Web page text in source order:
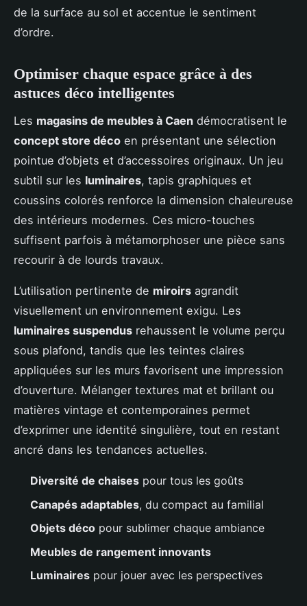
de la surface au sol et accentue le sentiment
d’ordre.
Optimiser chaque espace grâce à des
astuces déco intelligentes
Les magasins de meubles à Caen démocratisent le
concept store déco en présentant une sélection
pointue d’objets et d’accessoires originaux. Un jeu
subtil sur les luminaires, tapis graphiques et
coussins colorés renforce la dimension chaleureuse
des intérieurs modernes. Ces micro-touches
suffisent parfois à métamorphoser une pièce sans
recourir à de lourds travaux.
L’utilisation pertinente de miroirs agrandit
visuellement un environnement exigu. Les
luminaires suspendus rehaussent le volume perçu
sous plafond, tandis que les teintes claires
appliquées sur les murs favorisent une impression
d’ouverture. Mélanger textures mat et brillant ou
matières vintage et contemporaines permet
d’exprimer une identité singulière, tout en restant
ancré dans les tendances actuelles.
Diversité de chaises pour tous les goûts
Canapés adaptables, du compact au familial
Objets déco pour sublimer chaque ambiance
Meubles de rangement innovants
Luminaires pour jouer avec les perspectives